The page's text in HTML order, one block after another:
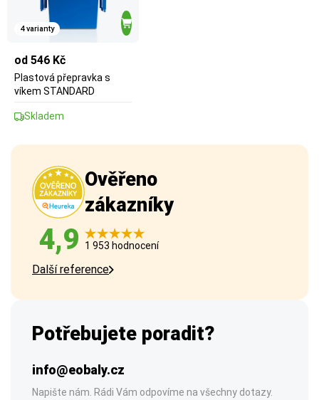
4 varianty
od 546 Kč
Plastová přepravka s
víkem STANDARD
Skladem
Ověřeno
zákazníky
4,9 1 953 hodnocení
Další reference
Potřebujete poradit?
info@eobaly.cz
Napište nám. Rádi Vám odpovíme na všechny dotazy.